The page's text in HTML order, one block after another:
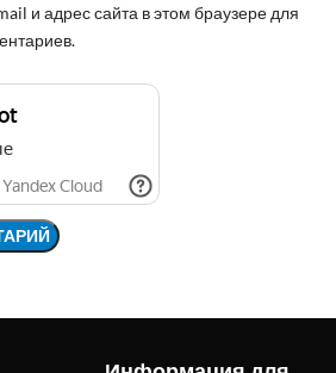
и адрес сайта в этом браузере для